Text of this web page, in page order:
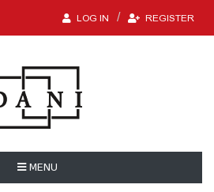
LOG IN REGISTER
MENU